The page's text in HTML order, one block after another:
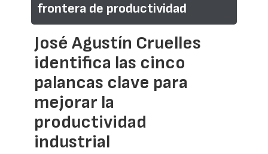
frontera de productividad
José Agustín Cruelles
identifica las cinco
palancas clave para
mejorar la
productividad
industrial